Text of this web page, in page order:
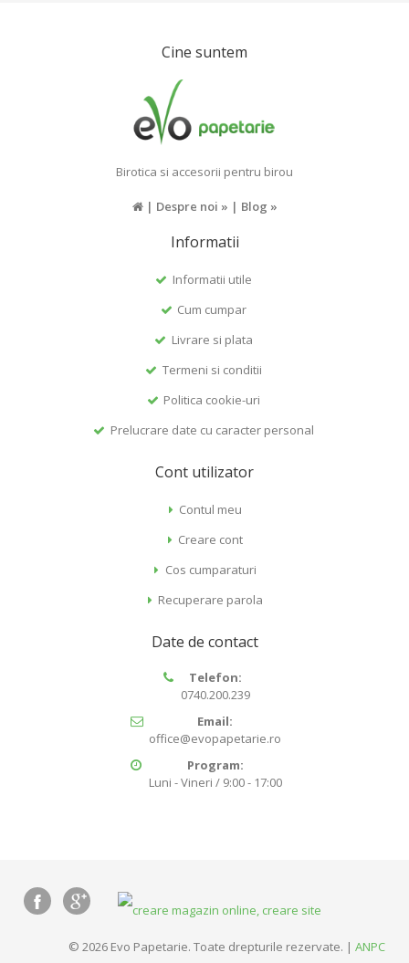
Cine suntem
Birotica si accesorii pentru birou
| Despre noi » | Blog »
Informatii
Informatii utile
Cum cumpar
Livrare si plata
Termeni si conditii
Politica cookie-uri
Prelucrare date cu caracter personal
Cont utilizator
Contul meu
Creare cont
Cos cumparaturi
Recuperare parola
Date de contact
Telefon:
0740.200.239
Email:
office@evopapetarie.ro
Program:
Luni - Vineri / 9:00 - 17:00
© 2026 Evo Papetarie. Toate drepturile rezervate. | ANPC